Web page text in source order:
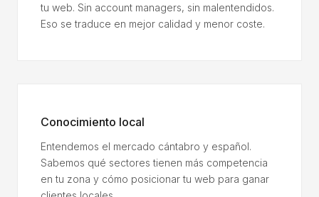
tu web. Sin account managers, sin malentendidos.
Eso se traduce en mejor calidad y menor coste.
Conocimiento local
Entendemos el mercado cántabro y español.
Sabemos qué sectores tienen más competencia
en tu zona y cómo posicionar tu web para ganar